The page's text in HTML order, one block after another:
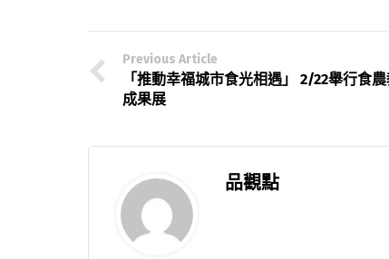
Previous Article
「推動幸福城市食光相遇」 2/22舉行食
成果展
品觀點